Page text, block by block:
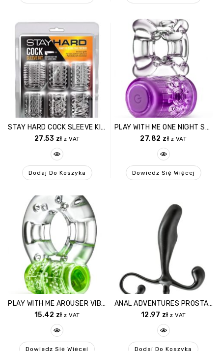
STAY HARD COCK SLEEVE KIT CLEAR
27.53 zł z VAT
Dodaj Do Koszyka
PLAY WITH ME ONE NIGHT STAND VIBRATING C RING PURPLE
27.82 zł z VAT
Dowiedz Się Więcej
PLAY WITH ME AROUSER VIBRATING C RING GREEN
15.42 zł z VAT
Dowiedz Się Więcej
ANAL ADVENTURES PROSTATE STIMULATOR
12.97 zł z VAT
Dodaj Do Koszyka